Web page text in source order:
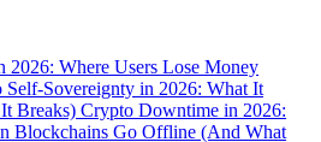
Where Users Lose Money
Self-Sovereignty in 2026: What It
Breaks) Crypto Downtime in 2026:
Blockchains Go Offline (And What